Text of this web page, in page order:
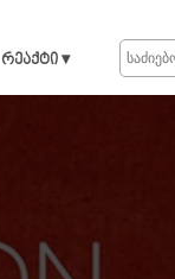
რეაქტი ▾